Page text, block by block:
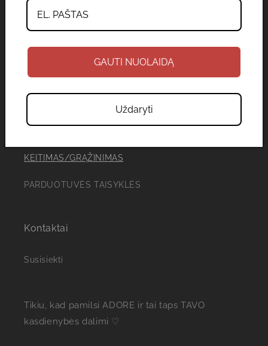
ADELI.
APIE MUS
SERTIFIKATAI
PAPUOŠALŲ PRIEŽIŪRA
KEITIMAS/GRĄŽINIMAS
PARDUOTUVĖS TAISYKLĖS
Kontaktai
Susisiekti
Tikiu, kad pamilsi ADORE ir tai taps TAVO
kasdienybės dalimi ♡
GAUTI NUOLAIDĄ
Uždaryti